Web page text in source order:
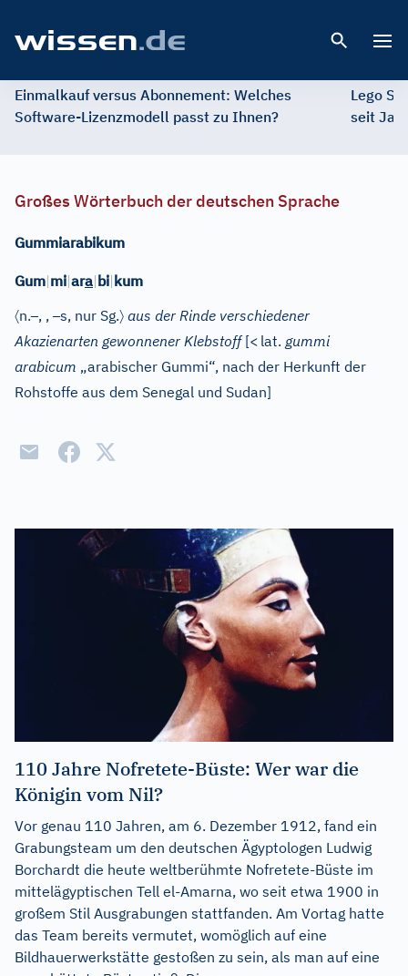
Einmalkauf versus Abonnement: Welches
Software-Lizenzmodell passt zu Ihnen?
Lego
seit
Großes Wörterbuch der deutschen Sprache
Gummiarabikum
Gum|mi|ara|bi|kum
〈n.–, ,–s, nur Sg.〉 aus der Rinde verschiedener
Akazienarten gewonnener Klebstoff[< lat. gummi
arabicum „arabischer Gummi“, nach der Herkunft der
Rohstoffe aus dem Senegal und Sudan]
110 Jahre Nofretete-Büste: Wer war die
Königin vom Nil?
Vor genau 110 Jahren, am 6. Dezember 1912, fand ein
Grabungsteam um den deutschen Ägyptologen Ludwig
Borchardt die heute weltberühmte Nofretete-Büste im
mittelägyptischen Tell el-Amarna, wo seit etwa 1900 in
großem Stil Ausgrabungen stattfanden. Am Vortag hatte
das Team bereits vermutet, womöglich auf eine
Bildhauerwerkstätte gestoßen zu sein, als man auf eine